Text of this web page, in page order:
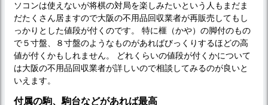
ソコンは使えないが将棋の対局を楽しみたいという人もまだま
だたくさん居ますので大阪の不用品回収業者が再販売してもし
っかりとした値段が付くのです。 特に榧（かや）の脚付のもの
で５寸盤、８寸盤のようなものがあればびっくりするほどの高
値が付くかもしれません。 どれくらいの値段が付くかについて
は大阪の不用品回収業者が詳しいので相談してみるのが良いと
いえます。
付属の駒、駒台などがあれば最高